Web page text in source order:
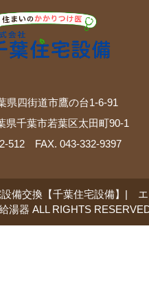
県四街道市鷹の台1-6-91
県千葉市若葉区太田町90-1
512 FAX. 043-332-9397
備交換【千葉住宅設備】|
湯器 ALL RIGHTS